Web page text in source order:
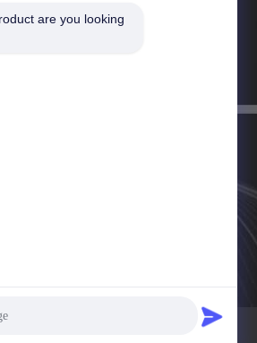
주식회사는 2011년이 (코
년에 설립되었고, 나스닥
는 보호됩니다.
are you looking